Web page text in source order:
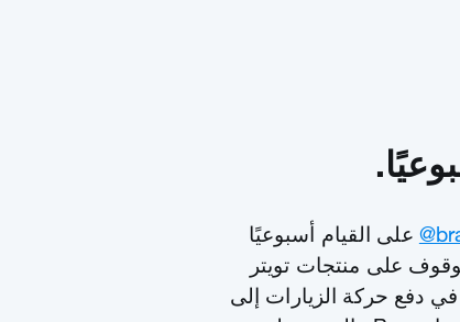
على القيام أسبوعيًا
على منتجات تويتر
دفع حركة الزيارات إلى